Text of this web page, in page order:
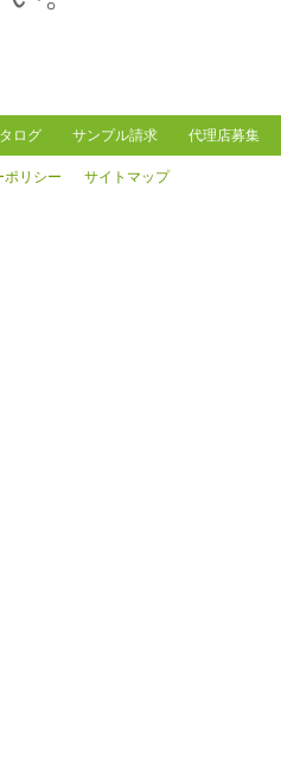
ログ サンプル請求 代理店募集
ポリシー サイトマップ